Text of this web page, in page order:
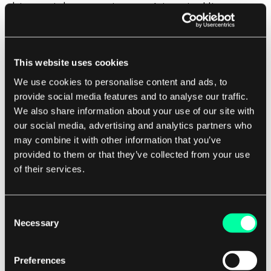
This website uses cookies
We use cookies to personalise content and ads, to
provide social media features and to analyse our traffic.
We also share information about your use of our site with
our social media, advertising and analytics partners who
may combine it with other information that you’ve
provided to them or that they’ve collected from your use
of their services.
Selection
Necessary
Preferences
zamiast zarządzać skomplikowaną infrastrukturą.
5. Poprawiona niezawodność: Architektura
bezserwerowa może poprawić niezawodność
aplikacji, automatycznie radząc sobie z awariami
infrastruktury i problemami ze skalowaniem.
Dzięki architekturze bezserwerowej startupy
mogą tworzyć odporne aplikacje, które są wysoce
dostępne i odporne na błędy.
startupów
korzyści dla startupów, istnieją również pewne